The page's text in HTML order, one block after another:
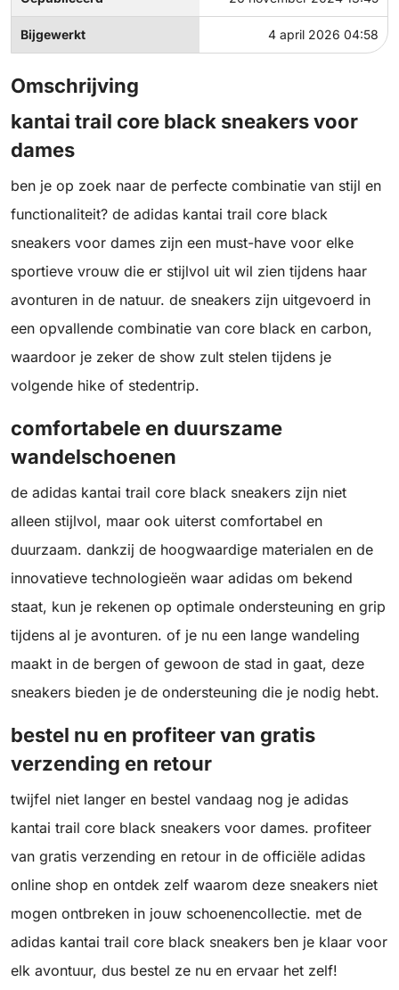
Bijgewerkt 4 april 2026 04:58
Omschrijving
kantai trail core black sneakers voor
dames
ben je op zoek naar de perfecte combinatie van stijl en
functionaliteit? de adidas kantai trail core black
sneakers voor dames zijn een must-have voor elke
sportieve vrouw die er stijlvol uit wil zien tijdens haar
avonturen in de natuur. de sneakers zijn uitgevoerd in
een opvallende combinatie van core black en carbon,
waardoor je zeker de show zult stelen tijdens je
volgende hike of stedentrip.
comfortabele en duurszame
wandelschoenen
de adidas kantai trail core black sneakers zijn niet
alleen stijlvol, maar ook uiterst comfortabel en
duurzaam. dankzij de hoogwaardige materialen en de
innovatieve technologieën waar adidas om bekend
staat, kun je rekenen op optimale ondersteuning en grip
tijdens al je avonturen. of je nu een lange wandeling
maakt in de bergen of gewoon de stad in gaat, deze
sneakers bieden je de ondersteuning die je nodig hebt.
bestel nu en profiteer van gratis
verzending en retour
twijfel niet langer en bestel vandaag nog je adidas
kantai trail core black sneakers voor dames. profiteer
van gratis verzending en retour in de officiële adidas
online shop en ontdek zelf waarom deze sneakers niet
mogen ontbreken in jouw schoenencollectie. met de
adidas kantai trail core black sneakers ben je klaar voor
elk avontuur, dus bestel ze nu en ervaar het zelf!